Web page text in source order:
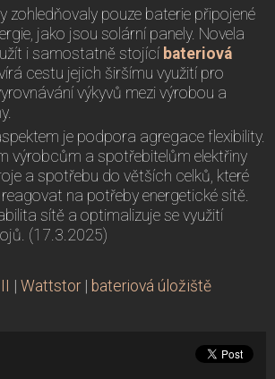
zohledňovaly pouze baterie připojené
jako jsou solární panely. Novela
i samostatně stojící bateriová
cestu jejich širšímu využití pro
výkyvů mezi výrobou a
je podpora agregace flexibility.
výrobcům a spotřebitelům elektřiny
a spotřebu do větších celků, které
na potřeby energetické sítě.
sítě a optimalizuje se využití
(17.3.2025)
| Wattstor | bateriová úložiště